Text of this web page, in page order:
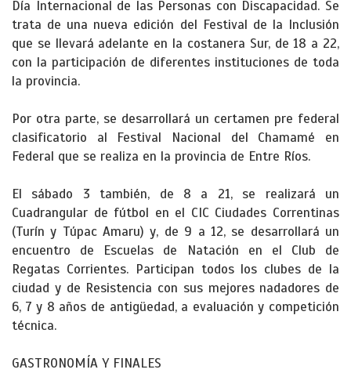
Día Internacional de las Personas con Discapacidad. Se
trata de una nueva edición del Festival de la Inclusión
que se llevará adelante en la costanera Sur, de 18 a 22,
con la participación de diferentes instituciones de toda
la provincia.
Por otra parte, se desarrollará un certamen pre federal
clasificatorio al Festival Nacional del Chamamé en
Federal que se realiza en la provincia de Entre Ríos.
El sábado 3 también, de 8 a 21, se realizará un
Cuadrangular de fútbol en el CIC Ciudades Correntinas
(Turín y Túpac Amaru) y, de 9 a 12, se desarrollará un
encuentro de Escuelas de Natación en el Club de
Regatas Corrientes. Participan todos los clubes de la
ciudad y de Resistencia con sus mejores nadadores de
6, 7 y 8 años de antigüedad, a evaluación y competición
técnica.
GASTRONOMÍA Y FINALES